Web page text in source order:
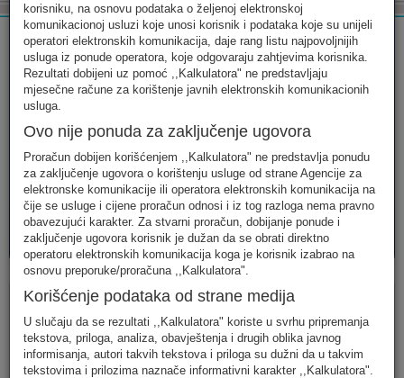
FIKSNA MOBILNA INTERNET
AVM
usluge
PAKETI
usluga
Fiksna telefonija
Jednostavan unos
(Za jednostavan unos raspodjela
korisniku, na osnovu podataka o željenoj elektronskoj
komunikacionoj usluzi koje unosi korisnik i podataka koje su unijeli
operatori elektronskih komunikacija, daje rang listu najpovoljnijih
usluga iz ponude operatora, koje odgovaraju zahtjevima korisnika.
Rezultati dobijeni uz pomoć ,,Kalkulatora" ne predstavljaju
mjesečne račune za korištenje javnih elektronskih komunikacionih
usluga.
Ovo nije ponuda za zaključenje ugovora
Proračun dobijen korišćenjem ,,Kalkulatora" ne predstavlja ponudu
za zaključenje ugovora o korištenju usluge od strane Agencije za
elektronske komunikacije ili operatora elektronskih komunikacija na
čije se usluge i cijene proračun odnosi i iz tog razloga nema pravno
obavezujući karakter. Za stvarni proračun, dobijanje ponude i
zaključenje ugovora korisnik je dužan da se obrati direktno
operatoru elektronskih komunikacija koga je korisnik izabrao na
osnovu preporuke/proračuna ,,Kalkulatora".
Korišćenje podataka od strane medija
U slučaju da se rezultati ,,Kalkulatora" koriste u svrhu pripremanja
tekstova, priloga, analiza, obavještenja i drugih oblika javnog
informisanja, autori takvih tekstova i priloga su dužni da u takvim
tekstovima i prilozima naznače informativni karakter ,,Kalkulatora".